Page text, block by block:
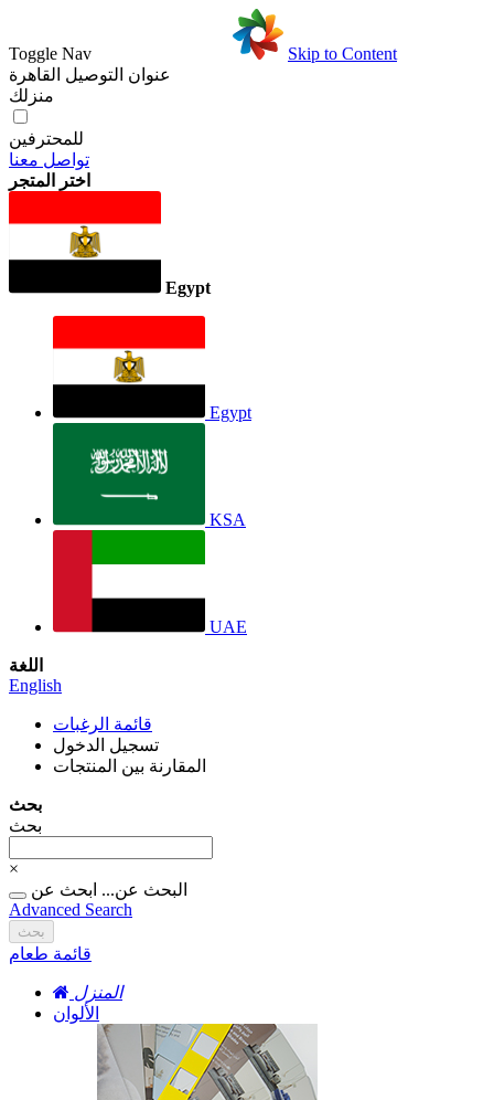
Toggle Nav
Skip to Content
عنوان التوصيل القاهرة
منزلك
للمحترفين
تواصل معنا
اختر المتجر
Egypt
Egypt
KSA
UAE
اللغة
English
قائمة الرغبات
تسجيل الدخول
المقارنة بين المنتجات
بحث
بحث
×
البحث عن... ابحث عن
Advanced Search
بحث
قائمة طعام
المنزل
الألوان